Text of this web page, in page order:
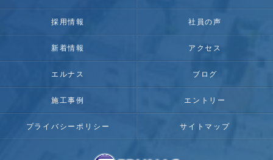
採用情報 社員の声
新着情報 アクセス
エルナス ブログ
施工事例 エントリー
プライバシーポリシー サイトマップ